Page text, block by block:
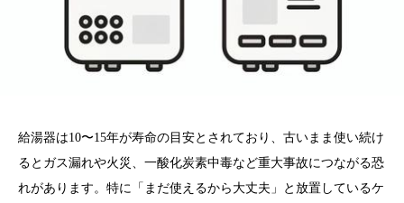
給湯器は10〜15年が寿命の目安とされており、古いまま使い続け
るとガス漏れや火災、一酸化炭素中毒など重大事故につながる恐
れがあります。特に「まだ使えるから大丈夫」と放置しているケ